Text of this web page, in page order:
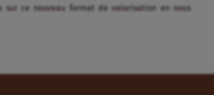
sur ce nouveau format de valorisation en nous